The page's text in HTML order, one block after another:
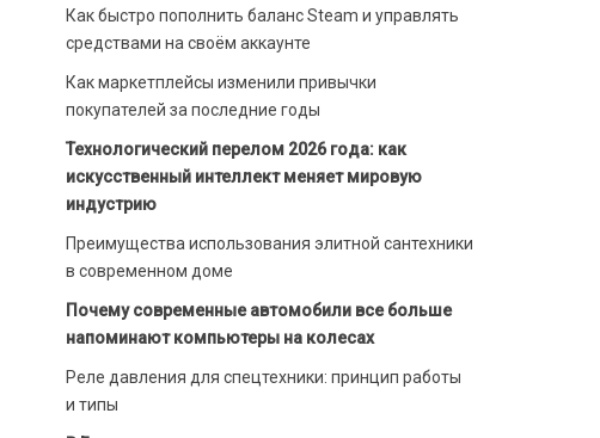
Как быстро пополнить баланс Steam и управлять
средствами на своём аккаунте
Как маркетплейсы изменили привычки
покупателей за последние годы
Технологический перелом 2026 года: как
искусственный интеллект меняет мировую
индустрию
Преимущества использования элитной сантехники
в современном доме
Почему современные автомобили все больше
напоминают компьютеры на колесах
Реле давления для спецтехники: принцип работы
и типы